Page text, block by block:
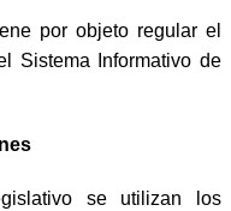
por objeto regular el
Sistema Informativo de
se utilizan los